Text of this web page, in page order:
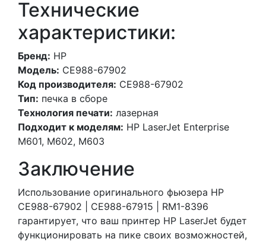
Технические
характеристики:
Бренд: HP
Модель: CE988-67902
Код производителя: CE988-67902
Тип: печка в сборе
Технология печати: лазерная
Подходит к моделям: HP LaserJet Enterprise
M601, M602, M603
Заключение
Использование оригинального фьюзера HP
CE988-67902 | CE988-67915 | RM1-8396
гарантирует, что ваш принтер HP LaserJet будет
функционировать на пике своих возможностей,